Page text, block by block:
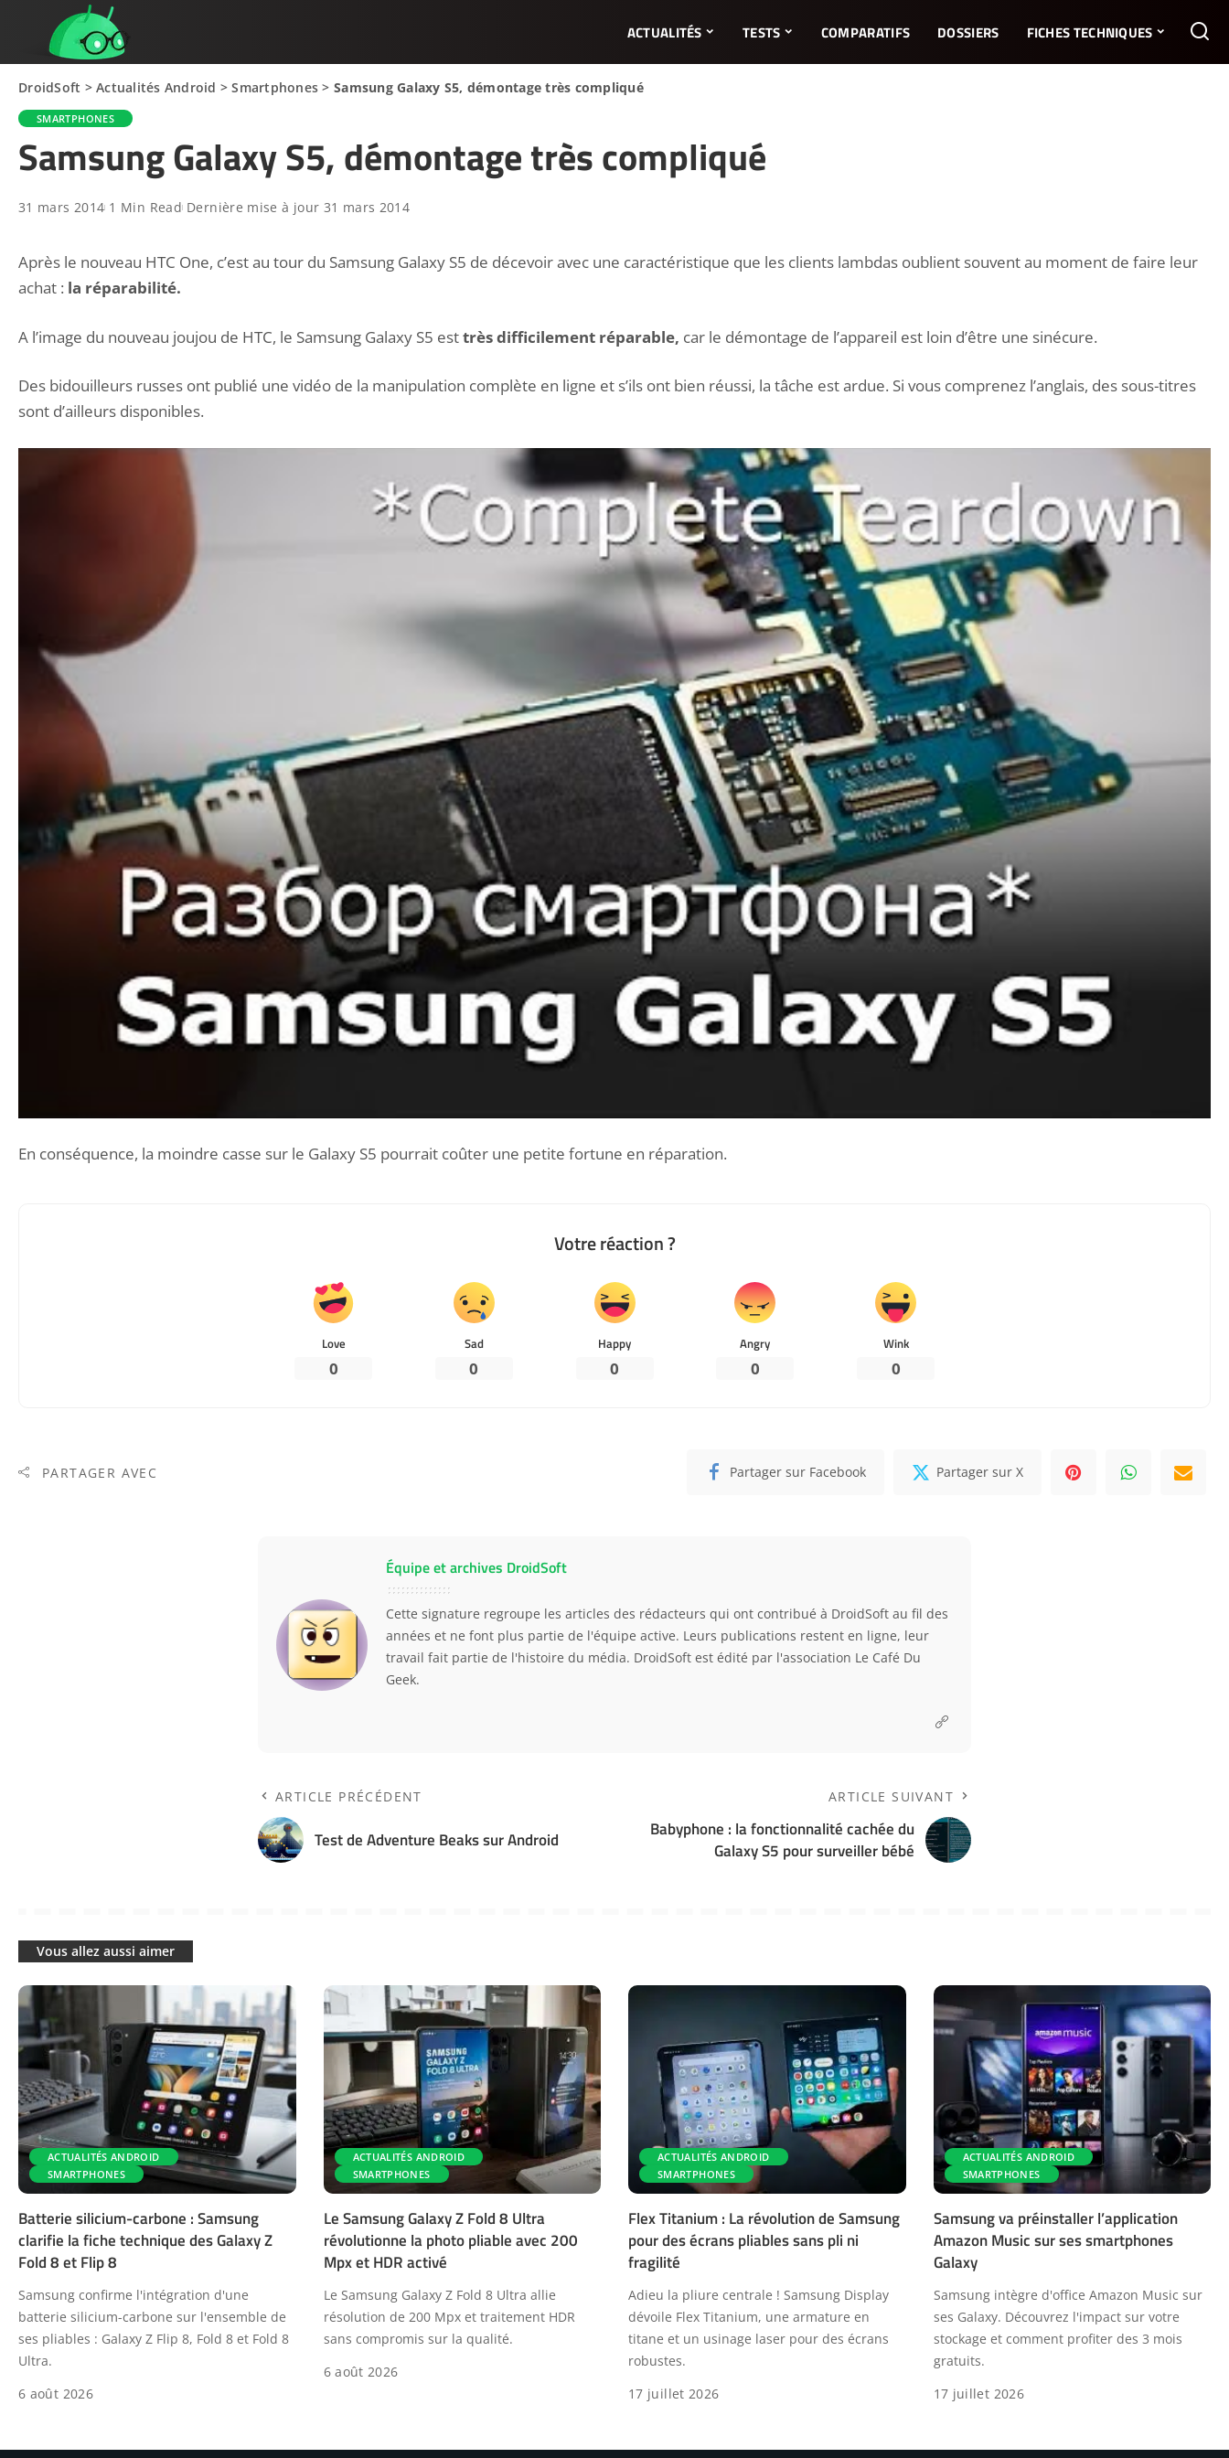
ACTUALITÉS TESTS COMPARATIFS DOSSIERS FICHES TECHNIQUES
DroidSoft >Actualités Android >Smartphones > Samsung Galaxy S5, démontage très compliqué
SMARTPHONES
Samsung Galaxy S5, démontage très compliqué
31 mars 2014 1 Min Read Dernière mise à jour 31 mars 2014
Après le nouveau HTC One, c’est au tour du Samsung Galaxy S5 de décevoir avec une caractéristique que les clients lambdas oublient souvent au moment de faire leur
achat : la réparabilité.
A l’image du nouveau joujou de HTC, le Samsung Galaxy S5 esttrès difficilement réparable, car le démontage de l’appareil est loin d’être une sinécure.
Des bidouilleurs russes ont publié une vidéo de la manipulation complète en ligne et s’ils ont bien réussi, la tâche est ardue. Si vous comprenez l’anglais, des sous-titres
sont d’ailleurs disponibles.
En conséquence, la moindre casse sur le Galaxy S5 pourrait coûter une petite fortune en réparation.
Votre réaction ?
Love
0
Sad
0
Happy
0
Angry
0
Wink
0
PARTAGER AVEC Partager sur Facebook Partager sur X
Équipe et archives DroidSoft
Cette signature regroupe les articles des rédacteurs qui ont contribué à DroidSoft au fil des
années et ne font plus partie de l'équipe active. Leurs publications restent en ligne, leur
travail fait partie de l'histoire du média. DroidSoft est édité par l'association Le Café Du
Geek.
ARTICLE PRÉCÉDENT
Test de Adventure Beaks sur Android
ARTICLE SUIVANT
Babyphone : la fonctionnalité cachée du
Galaxy S5 pour surveiller bébé
Vous allez aussi aimer
ACTUALITÉS ANDROID
SMARTPHONES
Batterie silicium-carbone : Samsung
clarifie la fiche technique des Galaxy Z
Fold 8 et Flip 8
Samsung confirme l'intégration d'une
batterie silicium-carbone sur l'ensemble de
ses pliables : Galaxy Z Flip 8, Fold 8 et Fold 8
Ultra.
6 août 2026
ACTUALITÉS ANDROID
SMARTPHONES
Le Samsung Galaxy Z Fold 8 Ultra
révolutionne la photo pliable avec 200
Mpx et HDR activé
Le Samsung Galaxy Z Fold 8 Ultra allie
résolution de 200 Mpx et traitement HDR
sans compromis sur la qualité.
6 août 2026
ACTUALITÉS ANDROID
SMARTPHONES
Flex Titanium : La révolution de Samsung
pour des écrans pliables sans pli ni
fragilité
Adieu la pliure centrale ! Samsung Display
dévoile Flex Titanium, une armature en
titane et un usinage laser pour des écrans
robustes.
17 juillet 2026
ACTUALITÉS ANDROID
SMARTPHONES
Samsung va préinstaller l’application
Amazon Music sur ses smartphones
Galaxy
Samsung intègre d'office Amazon Music sur
ses Galaxy. Découvrez l'impact sur votre
stockage et comment profiter des 3 mois
gratuits.
17 juillet 2026